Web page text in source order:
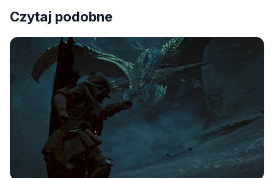
Czytaj podobne